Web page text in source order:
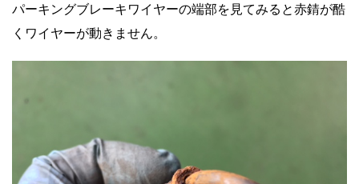
パーキングブレーキワイヤーの端部を見てみると赤錆が酷
くワイヤーが動きません。